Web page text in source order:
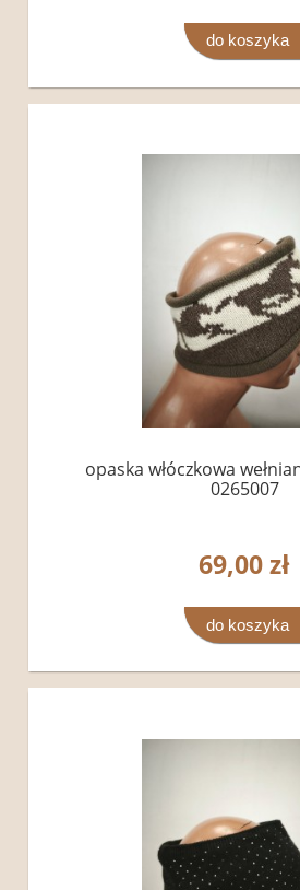
do koszyka
opaska włóczkowa
0265007
69,00 zł
do koszyka